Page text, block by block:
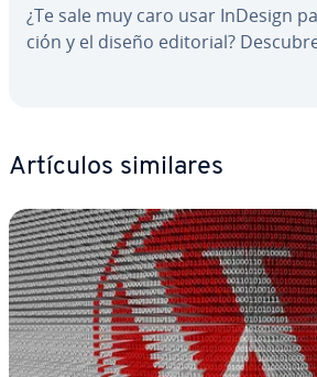
¿Te sale muy caro usar InDesign
ción y el diseño editorial?
Artículos similares